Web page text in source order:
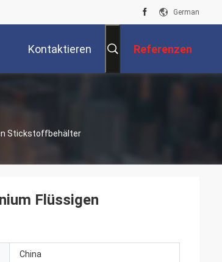
German
Kontaktieren Referenzen
Stickstoffbehälter
Flüssigen
China